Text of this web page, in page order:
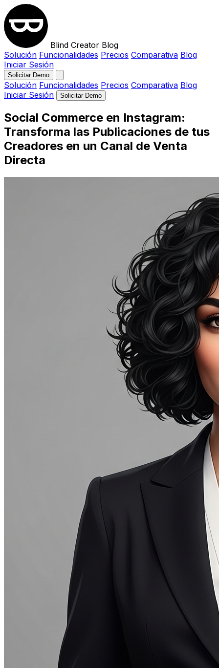
Blind Creator Blog
Solución Funcionalidades Precios Comparativa Blog
Iniciar Sesión
Solicitar Demo
Solución Funcionalidades Precios Comparativa Blog
Iniciar Sesión
Solicitar Demo
Social Commerce en Instagram:
Transforma las Publicaciones de tus
Creadores en un Canal de Venta
Directa